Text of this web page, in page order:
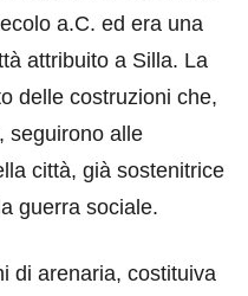
a.C. ed era una
attribuito a Silla. La
delle costruzioni che,
seguirono alle
città, già sostenitrice
guerra sociale.
di arenaria, costituiva